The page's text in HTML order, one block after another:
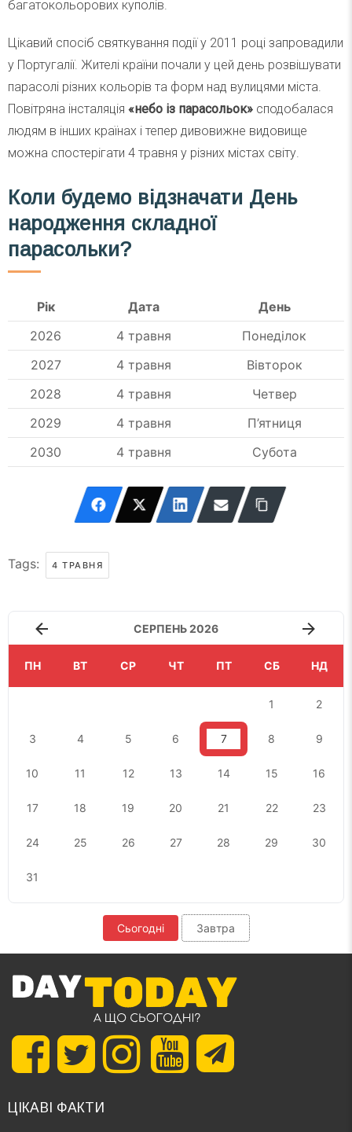
багатокольорових куполів.
Цікавий спосіб святкування події у 2011 році запровадили
у Португалії. Жителі країни почали у цей день розвішувати
парасолі різних кольорів та форм над вулицями міста.
Повітряна інсталяція «небо із парасольок» сподобалася
людям в інших країнах і тепер дивовижне видовище
можна спостерігати 4 травня у різних містах світу.
Коли будемо відзначати День
народження складної
парасольки?
Рік Дата
День
2026
4 травня
Понеділок
2027
4 травня
Вівторок
2028
4 травня
Четвер
2029
4 травня
П’ятниця
2030
4 травня Субота
Tags: 4 ТРАВНЯ
СЕРПЕНЬ 2026
ПН ВТ СР ЧТ ПТ СБ НД
1 2
3 4 5 6 7 8 9
10 11 12 13 14 15 16
17 18 19 20 21 22 23
24 25 26 27 28 29 30
31
Сьогодні Завтра
ЦІКАВІ ФАКТИ